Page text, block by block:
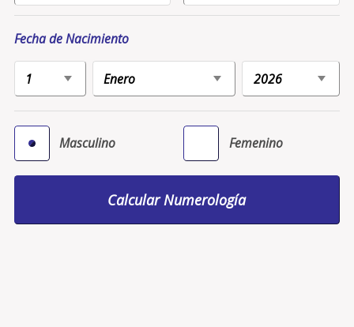
Fecha de Nacimiento
Masculino Femenino